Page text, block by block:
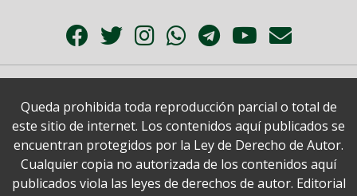
Queda prohibida toda reproducción parcial o total de
este sitio de internet. Los contenidos aquí publicados se
encuentran protegidos por la Ley de Derecho de Autor.
Cualquier copia no autorizada de los contenidos aquí
publicados viola las leyes de derechos de autor. Editorial